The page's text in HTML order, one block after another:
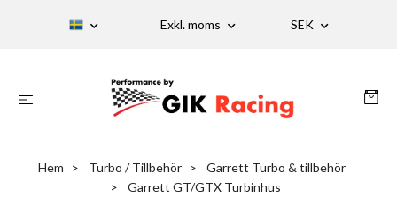
Exkl. moms SEK
Hem Turbo / Tillbehör
Garrett Turbo & tillbehör
Garrett GT/GTX Turbinhus